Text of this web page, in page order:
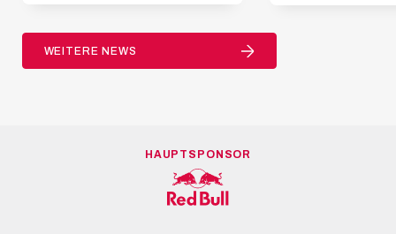
WEITERE NEWS
HAUPTSPONSOR